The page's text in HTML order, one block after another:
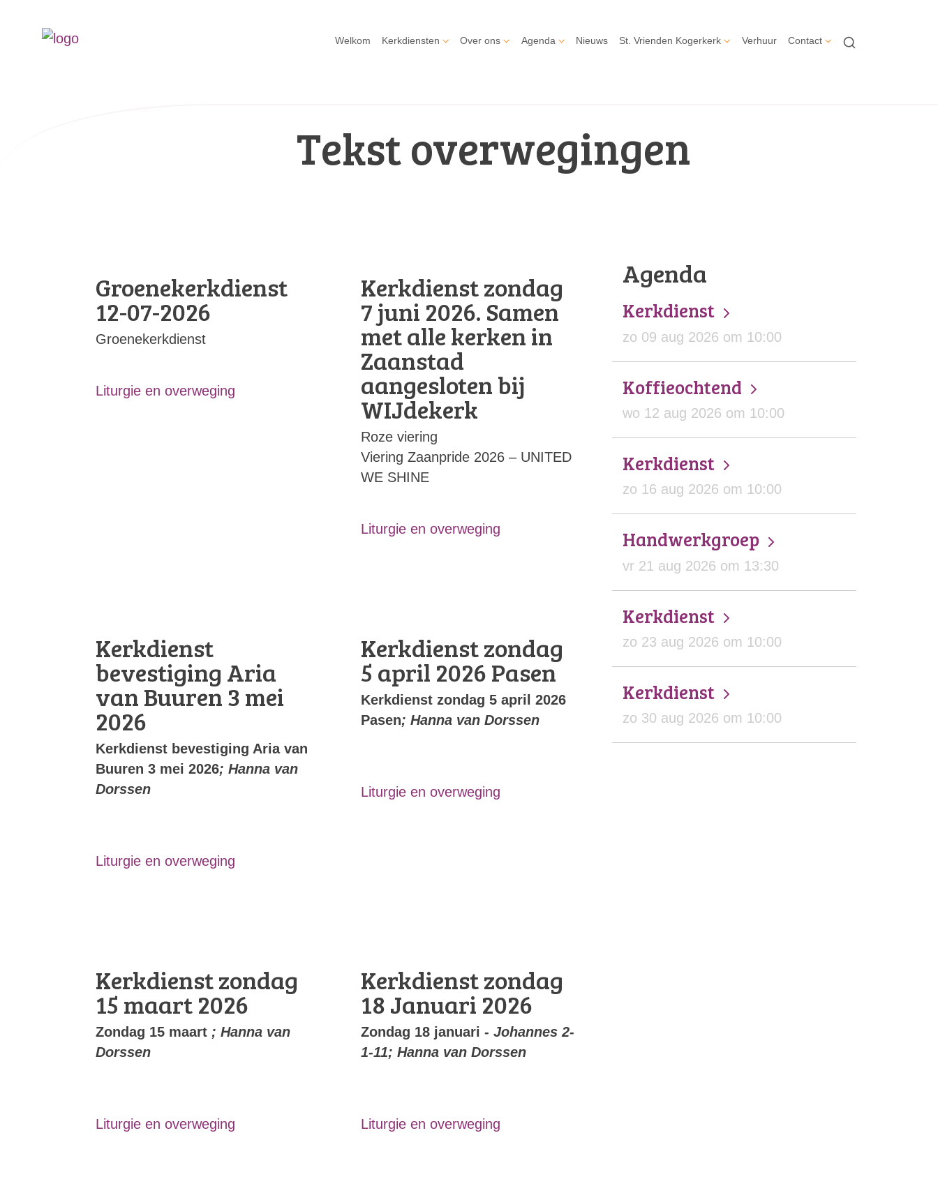
Welkom Kerkdiensten Over ons Agenda Nieuws St. Vrienden Kogerkerk Verhuur Contact
Tekst overwegingen
Groenekerkdienst
12-07-2026
Groenekerkdienst
Liturgie en overweging
Kerkdienst zondag
7 juni 2026. Samen
met alle kerken in
Zaanstad
aangesloten bij
WIJdekerk
Roze viering
Viering Zaanpride 2026 – UNITED
WE SHINE
Liturgie en overweging
Kerkdienst
bevestiging Aria
van Buuren 3 mei
2026
Kerkdienst bevestiging Aria van
Buuren 3 mei 2026; Hanna van
Dorssen
Liturgie en overweging
Kerkdienst zondag
5 april 2026 Pasen
Kerkdienst zondag 5 april 2026
Pasen; Hanna van Dorssen
Liturgie en overweging
Kerkdienst zondag
15 maart 2026
Zondag 15 maart ; Hanna van
Dorssen
Liturgie en overweging
Kerkdienst zondag
18 Januari 2026
Zondag 18 januari - Johannes 2-
1-11; Hanna van Dorssen
Liturgie en overweging
Agenda
Kerkdienst
zo 09 aug 2026 om 10:00
Koffieochtend
wo 12 aug 2026 om 10:00
Kerkdienst
zo 16 aug 2026 om 10:00
Handwerkgroep
vr 21 aug 2026 om 13:30
Kerkdienst
zo 23 aug 2026 om 10:00
Kerkdienst
zo 30 aug 2026 om 10:00